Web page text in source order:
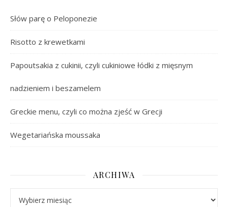
Słów parę o Peloponezie
Risotto z krewetkami
Papoutsakia z cukinii, czyli cukiniowe łódki z mięsnym
nadzieniem i beszamelem
Greckie menu, czyli co można zjeść w Grecji
Wegetariańska moussaka
ARCHIWA